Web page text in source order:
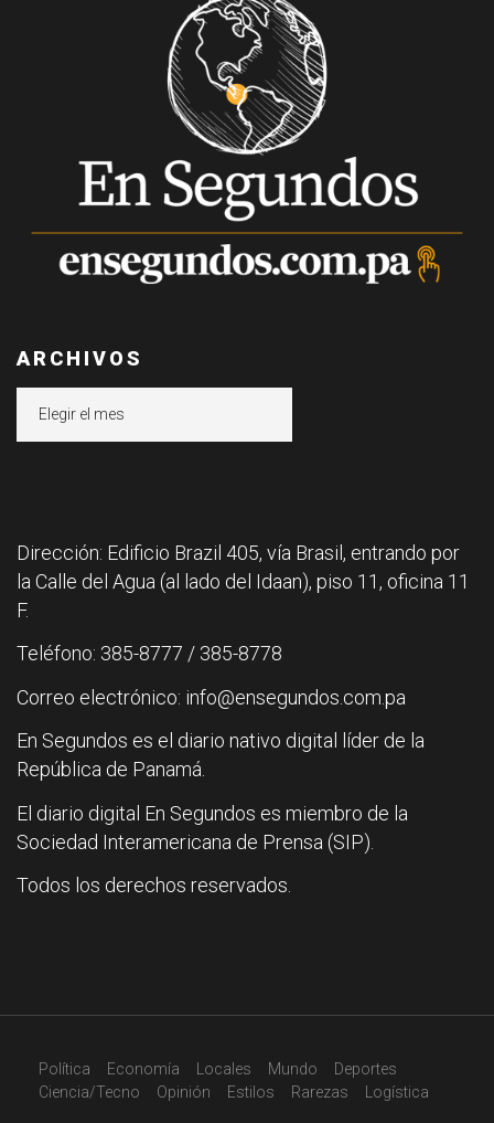
ARCHIVOS
Dirección: Edificio Brazil 405, vía Brasil, entrando por
la Calle del Agua (al lado del Idaan), piso 11, oficina 11
F.
Teléfono: 385-8777 / 385-8778
Correo electrónico: info@ensegundos.com.pa
En Segundos es el diario nativo digital líder de la
República de Panamá.
El diario digital En Segundos es miembro de la
Sociedad Interamericana de Prensa (SIP).
Todos los derechos reservados.
Política Economía Locales Mundo
Deportes
Ciencia/Tecno
Opinión Estilos Rarezas Logística